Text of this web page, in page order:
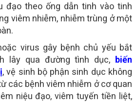
đạo theo ống dẫn tinh vào tinh
viêm nhiễm, nhiễm trùng ở một
virus gây bệnh chủ yếu bắt
lây qua đường tình dục,
biến
, vệ sinh bộ phận sinh dục không
các bệnh viêm nhiễm ở cơ quan
niệu đạo, viêm tuyến tiền liệt,